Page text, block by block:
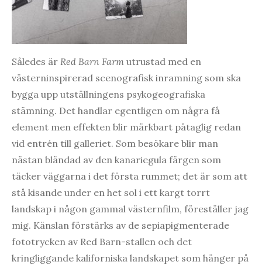
Således är Red Barn Farm utrustad med en
västerninspirerad scenografisk inramning som ska
bygga upp utställningens psykogeografiska
stämning. Det handlar egentligen om några få
element men effekten blir märkbart påtaglig redan
vid entrén till galleriet. Som besökare blir man
nästan bländad av den kanariegula färgen som
täcker väggarna i det första rummet; det är som att
stå kisande under en het sol i ett kargt torrt
landskap i någon gammal västernfilm, föreställer jag
mig. Känslan förstärks av de sepiapigmenterade
fototrycken av Red Barn-stallen och det
kringliggande kaliforniska landskapet som hänger på